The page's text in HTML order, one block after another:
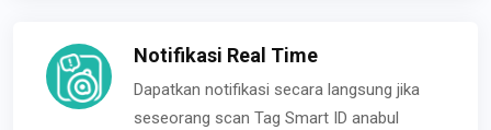
Notifikasi Real Time
Dapatkan notifikasi secara langsung jika
seseorang scan Tag Smart ID anabul